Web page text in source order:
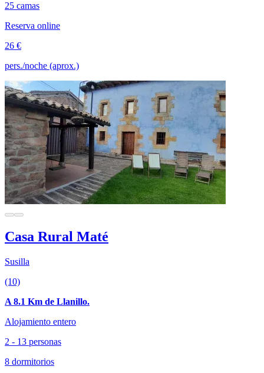
25 camas
Reserva online
26 €
pers./noche (aprox.)
Casa Rural Maté
Susilla
(10)
A 8.1 Km de Llanillo.
Alojamiento entero
2 - 13 personas
8 dormitorios